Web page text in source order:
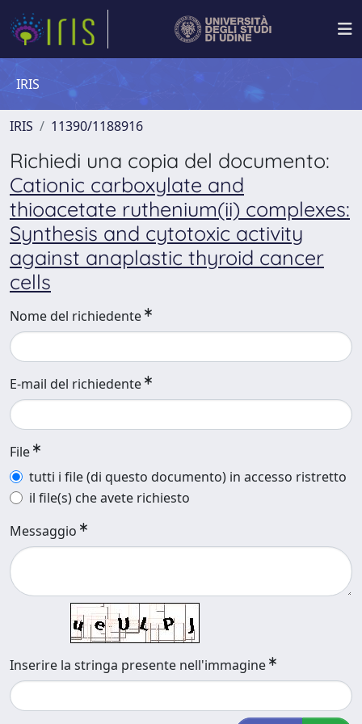
IRIS
IRIS 11390/1188916
Richiedi una copia del documento:
Cationic carboxylate and
thioacetate ruthenium(ii) complexes:
Synthesis and cytotoxic activity
against anaplastic thyroid cancer
cells
Nome del richiedente
E-mail del richiedente
File
tutti i file (di questo documento) in accesso ristretto
il file(s) che avete richiesto
Messaggio
Inserire la stringa presente nell'immagine